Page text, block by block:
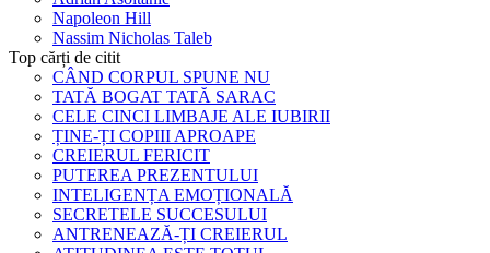
Napoleon Hill
Nassim Nicholas Taleb
Top cărți de citit
CÂND CORPUL SPUNE NU
TATĂ BOGAT TATĂ SARAC
CELE CINCI LIMBAJE ALE IUBIRII
ȚINE-ȚI COPIII APROAPE
CREIERUL FERICIT
PUTEREA PREZENTULUI
INTELIGENȚA EMOȚIONALĂ
SECRETELE SUCCESULUI
ANTRENEAZĂ-ȚI CREIERUL